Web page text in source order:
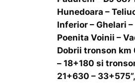
Hunedoara –
Inferior – Ghelari –
Poenita Voinii –
Dobrii tronson
– 18+180 si
21+630 – 33+575”,